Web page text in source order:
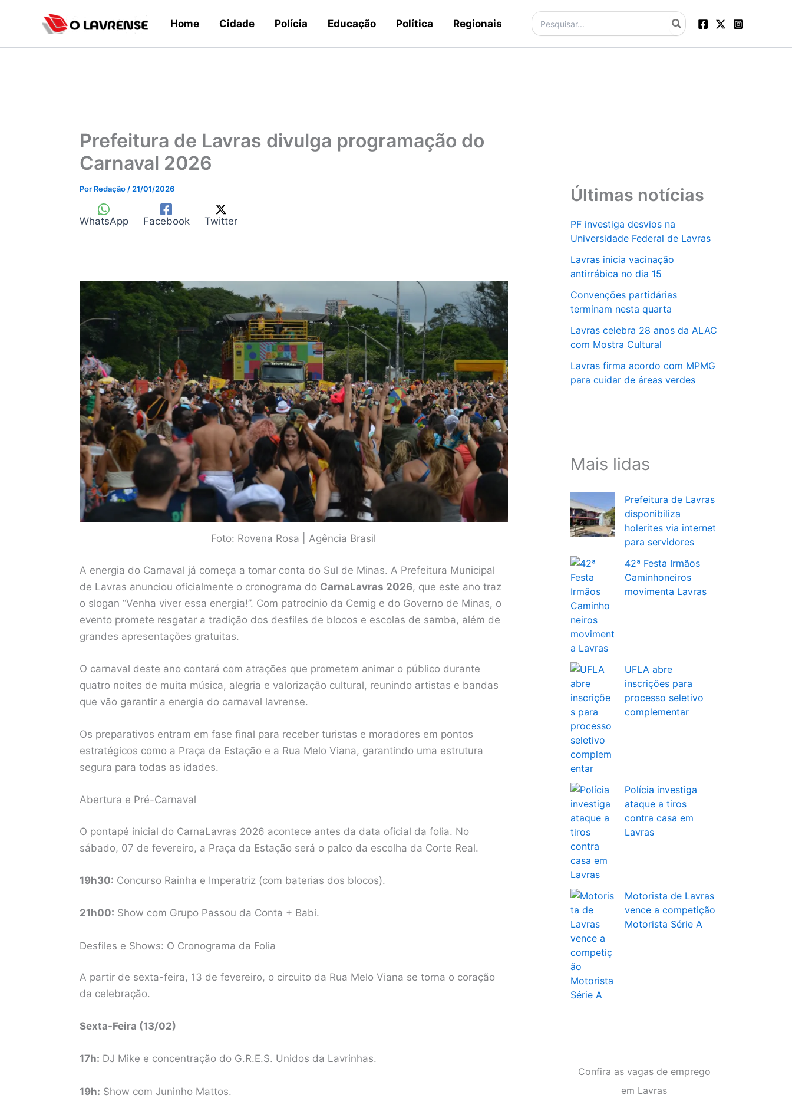
Home Cidade Polícia Educação Política Regionais
Procurar:
Prefeitura de Lavras divulga programação do
Carnaval 2026
Por Redação / 21/01/2026
WhatsApp Facebook Twitter
Foto: Rovena Rosa | Agência Brasil
A energia do Carnaval já começa a tomar conta do Sul de Minas. A Prefeitura Municipal
de Lavras anunciou oficialmente o cronograma do CarnaLavras 2026, que este ano traz
o slogan “Venha viver essa energia!”. Com patrocínio da Cemig e do Governo de Minas, o
evento promete resgatar a tradição dos desfiles de blocos e escolas de samba, além de
grandes apresentações gratuitas.
O carnaval deste ano contará com atrações que prometem animar o público durante
quatro noites de muita música, alegria e valorização cultural, reunindo artistas e bandas
que vão garantir a energia do carnaval lavrense.
Os preparativos entram em fase final para receber turistas e moradores em pontos
estratégicos como a Praça da Estação e a Rua Melo Viana, garantindo uma estrutura
segura para todas as idades.
Abertura e Pré-Carnaval
O pontapé inicial do CarnaLavras 2026 acontece antes da data oficial da folia. No
sábado, 07 de fevereiro, a Praça da Estação será o palco da escolha da Corte Real.
19h30: Concurso Rainha e Imperatriz (com baterias dos blocos).
21h00: Show com Grupo Passou da Conta + Babi.
Desfiles e Shows: O Cronograma da Folia
A partir de sexta-feira, 13 de fevereiro, o circuito da Rua Melo Viana se torna o coração
da celebração.
Sexta-Feira (13/02)
17h: DJ Mike e concentração do G.R.E.S. Unidos da Lavrinhas.
19h: Show com Juninho Mattos.
Últimas notícias
PF investiga desvios na
Universidade Federal de Lavras
Lavras inicia vacinação
antirrábica no dia 15
Convenções partidárias
terminam nesta quarta
Lavras celebra 28 anos da ALAC
com Mostra Cultural
Lavras firma acordo com MPMG
para cuidar de áreas verdes
Mais lidas
Prefeitura de Lavras
disponibiliza
holerites via internet
para servidores
42ª Festa Irmãos
Caminhoneiros
movimenta Lavras
UFLA abre
inscrições para
processo seletivo
complementar
Polícia investiga
ataque a tiros
contra casa em
Lavras
Motorista de Lavras
vence a competição
Motorista Série A
Confira as vagas de emprego
em Lavras